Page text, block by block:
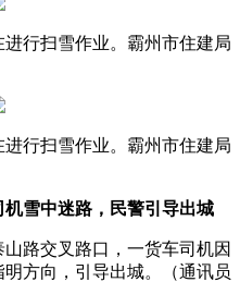
行扫雪作业。霸州市住建局
行扫雪作业。霸州市住建局
机雪中迷路，民警引导出城
路交叉路口，一货车司机因
方向，引导出城。（通讯员